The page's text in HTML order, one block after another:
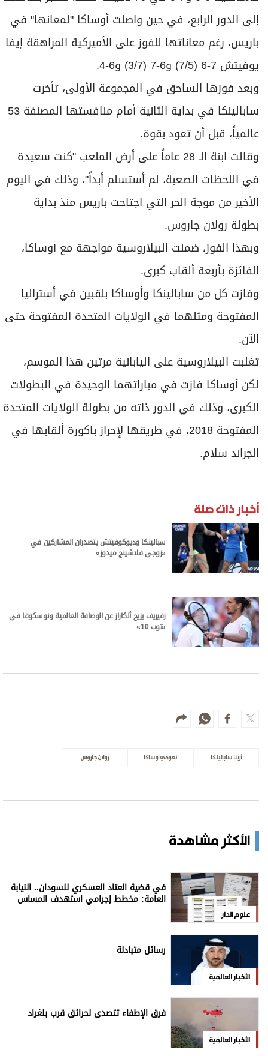
إلى الدور الرابع، في حين واصلت أوساكا "لمعانها" في
باريس، رغم معاناتها للفوز على الأميركية المراهقة إيفا
يوفيتش 7-6 (7/5) و6-7 (3/7) و6-4.
وبعد فوزها الساحق في المجموعة الأولى، تأخرت
سابالينكا في بداية الثانية أمام منافستها المصنفة 53
عالمياً، قبل أن تعود بقوة.
وقالت ابنة الـ 28 عاماً على أرض الملعب "كنت سعيدة
في اللحظات الصعبة، لم أستسلم أبداً"، وذلك في اليوم
الأخير من موجة الحر التي اجتاحت باريس منذ بداية
بطولة رولان جاروس.
وبهذا الفوز، ضمنت البيلاروسية مواجهة مع أوساكا،
الفائزة بأربعة ألقاب كبرى.
وفازت كل من سابالينكا وأوساكا بلقبين في أستراليا
المفتوحة ومثلهما في الولايات المتحدة المفتوحة حتى
الآن.
تغلبت البيلاروسية على اليابانية مرتين هذا الموسم،
لكن أوساكا فازت في مباراتهما الوحيدة في البطولات
الكبرى، وذلك في الدور ذاته من بطولة الولايات المتحدة
المفتوحة 2018، في طريقها لإحراز باكورة ألقابها في
الجراند سلام.
أخبار ذات صلة
سبالينكا وديوكوفيتش يتصدران المشاركين في
«زوجي فلاشينج ميدوز»
زفيريف يزيح ألكاراز عن الوصافة العالمية ونوسكوفا في
«توب 10»
أرينا سابالينكا نعومي أوساكا رولان جاروس
الأكثر مشاهدة
علوم الدار
في قضية العتاد العسكري للسودان.. النيابة
العامة: مخطط إجرامي استهدف المساس
الأخبار العالمية
رسائل متبادلة
الأخبار العالمية
فرق الإطفاء تتصدى لحرائق قرب بلغراد